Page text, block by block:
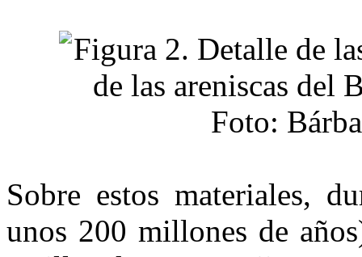
Sobre estos materiales,
unos 200 millones de